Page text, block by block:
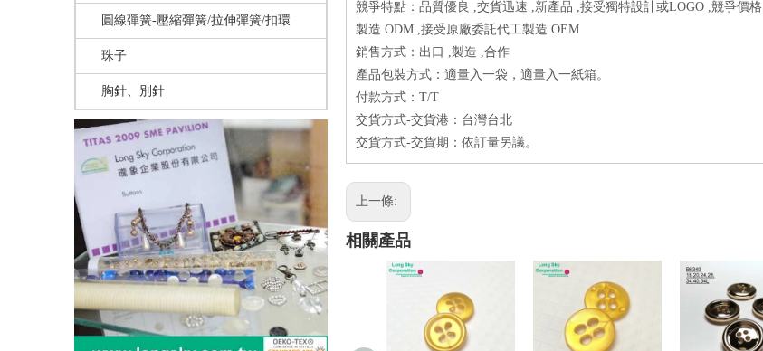
圓線彈簧-壓縮彈簧/拉伸彈簧/扣環
珠子
胸針、別針
競爭特點：品質優良 ,交貨迅速 ,新產品 ,接受獨特設計或LOGO ,競爭價
製造 ODM ,接受原廠委託代工製造 OEM
銷售方式：出口 ,製造 ,合作
產品包裝方式：適量入一袋，適量入一紙箱。
付款方式：T/T
交貨方式-交貨港：台灣台北
交貨方式-交貨期：依訂量另議。
上一條:
相關產品